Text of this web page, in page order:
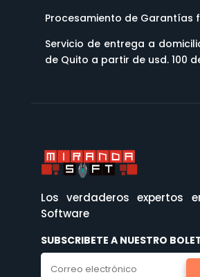
Procesamiento de Garantías
Servicio de entrega a
de Quito a partir de usd. 100
Los verdaderos expertos
Software
SUBSCRIBETE A NUESTRO